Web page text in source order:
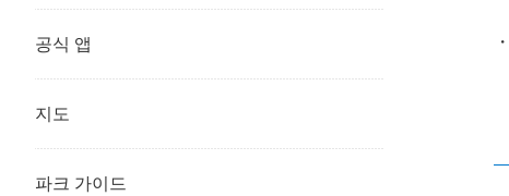
공식 앱
지도
파크 가이드